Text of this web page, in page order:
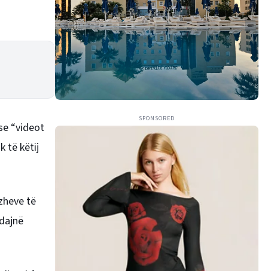
“videot
të këtij
të
SPONSORED